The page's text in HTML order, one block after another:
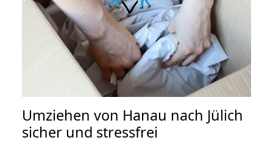
Umziehen von Hanau nach Jülich
sicher und stressfrei